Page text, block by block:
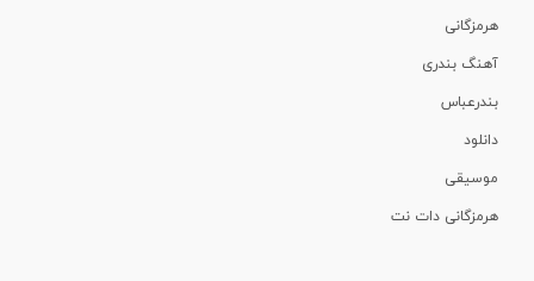
هرمزگانی
آهنگ بندری
بندرعباس
دانلود
موسیقی
هرمزگانی دات نت